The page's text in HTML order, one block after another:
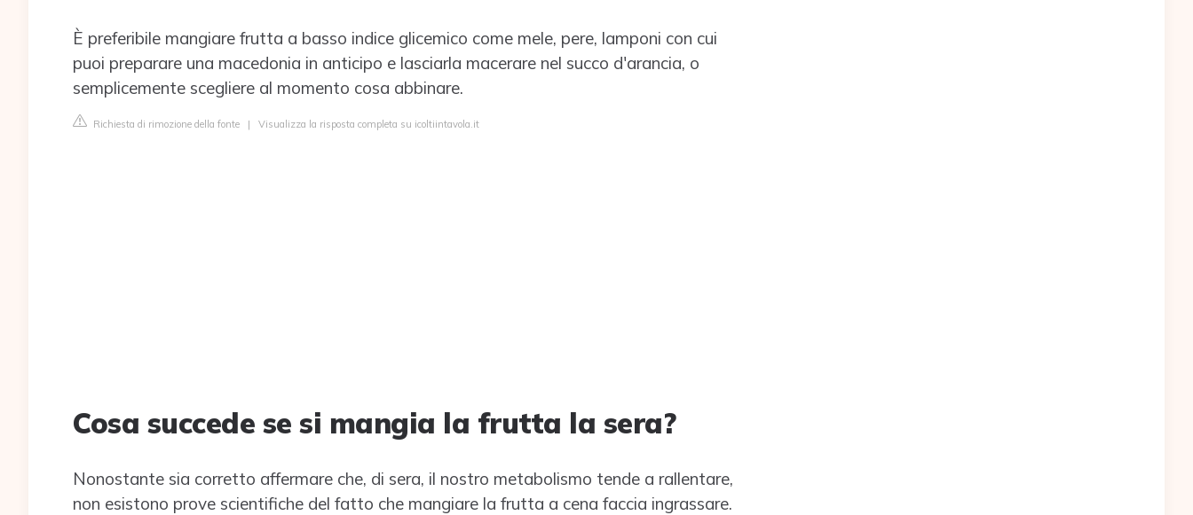
È preferibile mangiare frutta a basso indice glicemico come mele, pere, lamponi con cui
puoi preparare una macedonia in anticipo e lasciarla macerare nel succo d'arancia, o
semplicemente scegliere al momento cosa abbinare.
Richiesta di rimozione della fonte | Visualizza la risposta completa su icoltiintavola.it
Cosa succede se si mangia la frutta la sera?
Nonostante sia corretto affermare che, di sera, il nostro metabolismo tende a rallentare,
non esistono prove scientifiche del fatto che mangiare la frutta a cena faccia ingrassare.